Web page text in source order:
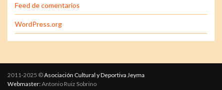
Feed de comentarios
WordPress.org
2011-2025 ©Asociación Cultural y Deportiva Jeyma
Webmaster:Antonio Ruiz Sobrino